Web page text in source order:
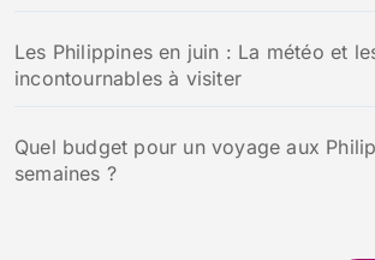
Les Philippines en juin : La météo et
incontournables à visiter
Quel budget pour un voyage aux
semaines ?